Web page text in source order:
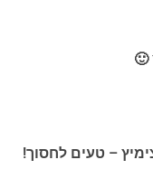
🙂
– טעים לחסוך!